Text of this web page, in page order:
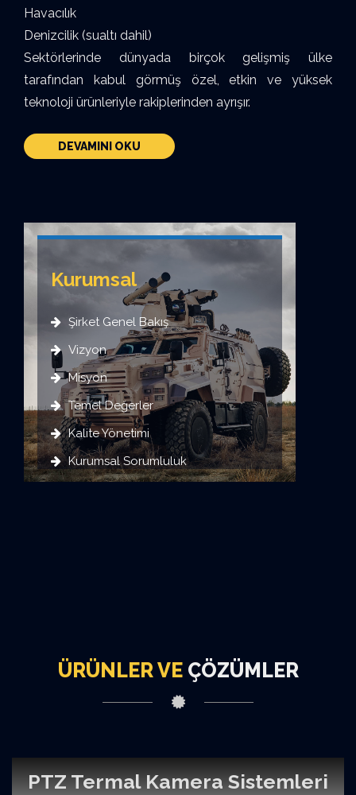
Havacılık
Denizcilik (sualtı dahil)
Sektörlerinde dünyada birçok gelişmiş ülke
tarafından kabul görmüş özel, etkin ve yüksek
teknoloji ürünleriyle rakiplerinden ayrışır.
DEVAMINI OKU
Kurumsal
Şirket Genel Bakış
Vizyon
Misyon
Temel Değerler
Kalite Yönetimi
Kurumsal Sorumluluk
ÜRÜNLER VEÇÖZÜMLER
PTZ Termal Kamera Sistemleri